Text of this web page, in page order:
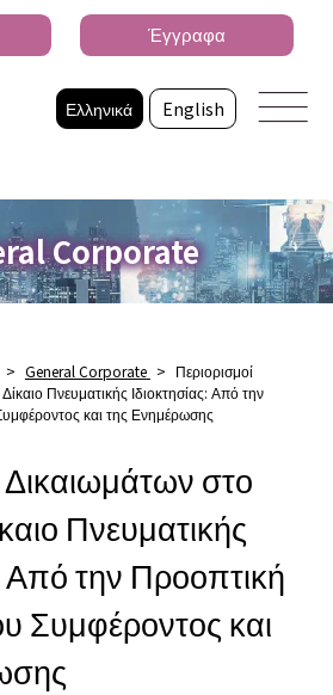
Ελληνικά English
Έγγραφα
Corporate
> General Corporate > Περιορισμοί
Πνευματικής Ιδιοκτησίας: Από την
και της Ενημέρωσης
Δικαιωμάτων στο
Πνευματικής
Από την Προοπτική
Συμφέροντος και